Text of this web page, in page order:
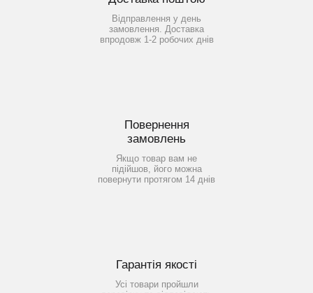
Відправлення у день
замовлення. Доставка
впродовж 1-2 робочих днів
Повернення
замовлень
Якщо товар вам не
підійшов, його можна
повернути протягом 14 днів
Гарантія якості
Усі товари пройшли